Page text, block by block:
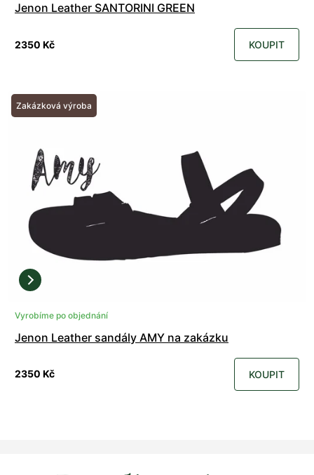
Jenon Leather SANTORINI GREEN
2350 Kč KOUPIT
Zakázková výroba
Vyrobíme po objednání
Jenon Leather sandály AMY na zakázku
2350 Kč KOUPIT